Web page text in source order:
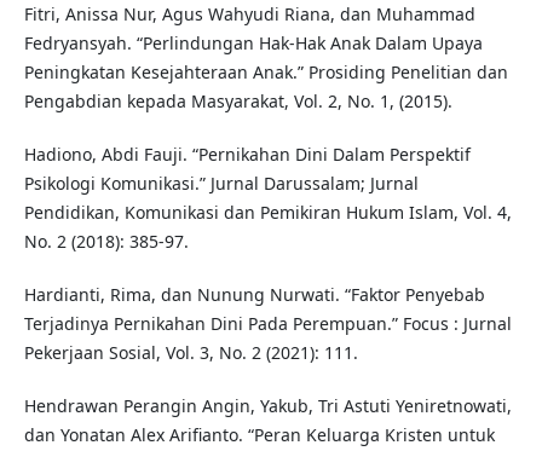
Fitri, Anissa Nur, Agus Wahyudi Riana, dan Muhammad
Fedryansyah. “Perlindungan Hak-Hak Anak Dalam Upaya
Peningkatan Kesejahteraan Anak.” Prosiding Penelitian dan
Pengabdian kepada Masyarakat, Vol. 2, No. 1, (2015).
Hadiono, Abdi Fauji. “Pernikahan Dini Dalam Perspektif
Psikologi Komunikasi.” Jurnal Darussalam; Jurnal
Pendidikan, Komunikasi dan Pemikiran Hukum Islam, Vol. 4,
No. 2 (2018): 385-97.
Hardianti, Rima, dan Nunung Nurwati. “Faktor Penyebab
Terjadinya Pernikahan Dini Pada Perempuan.” Focus : Jurnal
Pekerjaan Sosial, Vol. 3, No. 2 (2021): 111.
Hendrawan Perangin Angin, Yakub, Tri Astuti Yeniretnowati,
dan Yonatan Alex Arifianto. “Peran Keluarga Kristen untuk